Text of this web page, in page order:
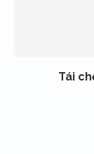
Tái